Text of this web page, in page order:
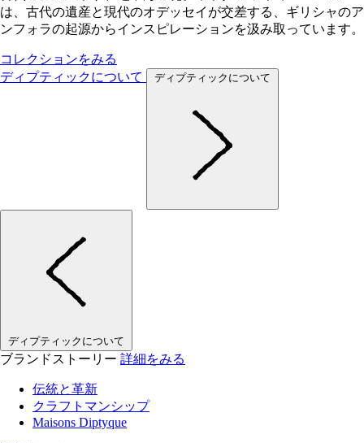
は、古代の遺産と現代のオデッセイが交差する、ギリシャのア
ンフォラの起源からインスピレーションを汲み取っています。
コレクションをみる
ディプティックについて
ディプティックについて
ディプティックについて
ブランドストーリー 詳細をみる
伝統と革新
クラフトマンシップ
Maisons Diptyque